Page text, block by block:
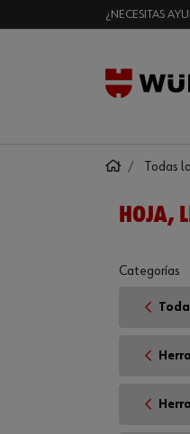
¿NECESITAS
Todas
HOJA,
Categorías